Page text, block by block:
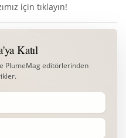
için tıklayın!
Katıl
PlumeMag editörlerinden